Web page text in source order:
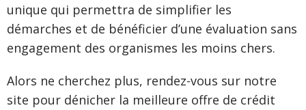
unique qui permettra de simplifier les
démarches et de bénéficier d’une évaluation sans
engagement des organismes les moins chers.
Alors ne cherchez plus, rendez-vous sur notre
site pour dénicher la meilleure offre de crédit